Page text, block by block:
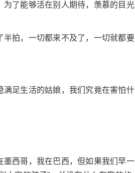
了能够活在别人期待，羡慕的目光
拍，一切都来不及了，一切就都要
足生活的姑娘，我们究竟在害怕什
西哥，我在巴西，但如果我们早一